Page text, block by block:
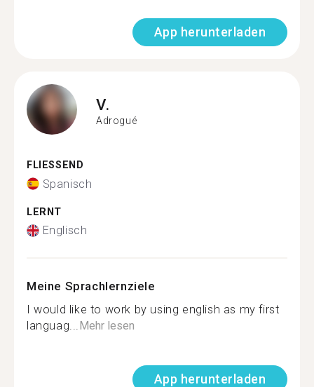
App herunterladen
V.
Adrogué
FLIESSEND
Spanisch
LERNT
Englisch
Meine Sprachlernziele
I would like to work by using english as my first
languag...Mehr lesen
App herunterladen